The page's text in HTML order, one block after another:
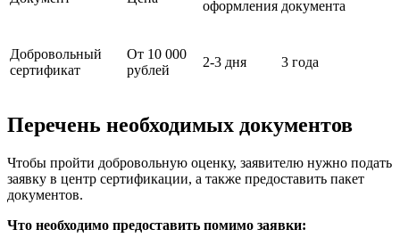
оформления документа
Добровольный
сертификат
От 10 000
рублей
2-3 дня 3 года
Перечень необходимых документов
Чтобы пройти добровольную оценку, заявителю нужно подать
заявку в центр сертификации, а также предоставить пакет
документов.
Что необходимо предоставить помимо заявки: